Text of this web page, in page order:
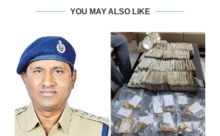
YOU MAY ALSO LIKE